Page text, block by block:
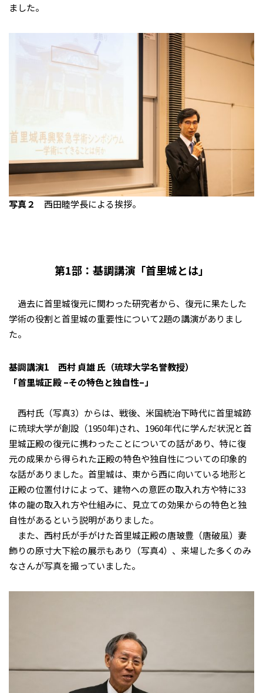
ました。
写真２ 西田睦学長による挨拶。
第1部：基調講演「首里城とは」
過去に首里城復元に関わった研究者から、復元に果たした
学術の役割と首里城の重要性について2題の講演がありまし
た。
基調講演1 西村 貞雄 氏（琉球大学名誉教授）
「首里城正殿 –その特色と独自性–」
西村氏（写真3）からは、戦後、米国統治下時代に首里城跡
に琉球大学が創設（1950年)され、1960年代に学んだ状況と首
里城正殿の復元に携わったことについての話があり、特に復
元の成果から得られた正殿の特色や独自性についての印象的
な話がありました。首里城は、東から西に向いている地形と
正殿の位置付けによって、建物への意匠の取入れ方や特に33
体の龍の取入れ方や仕組みに、見立ての効果からの特色と独
自性があるという説明がありました。
また、西村氏が手がけた首里城正殿の唐玻豊（唐破風）妻
飾りの原寸大下絵の展示もあり（写真4）、来場した多くのみ
なさんが写真を撮っていました。